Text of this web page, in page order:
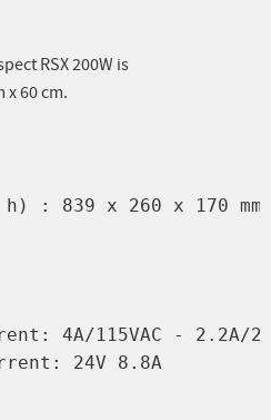
RSX 200W is
x 60 cm.
: 839 x 260 x 170 mm
4A/115VAC - 2.2A/